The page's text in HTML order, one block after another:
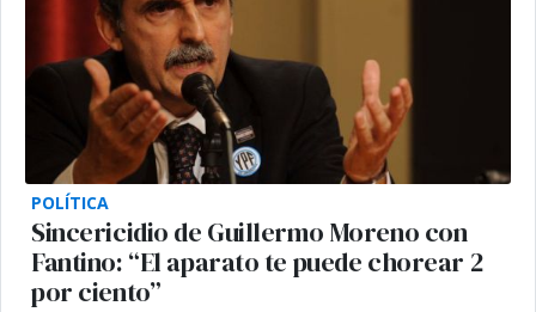
POLÍTICA
Sincericidio de Guillermo Moreno con
Fantino: “El aparato te puede chorear 2
por ciento”